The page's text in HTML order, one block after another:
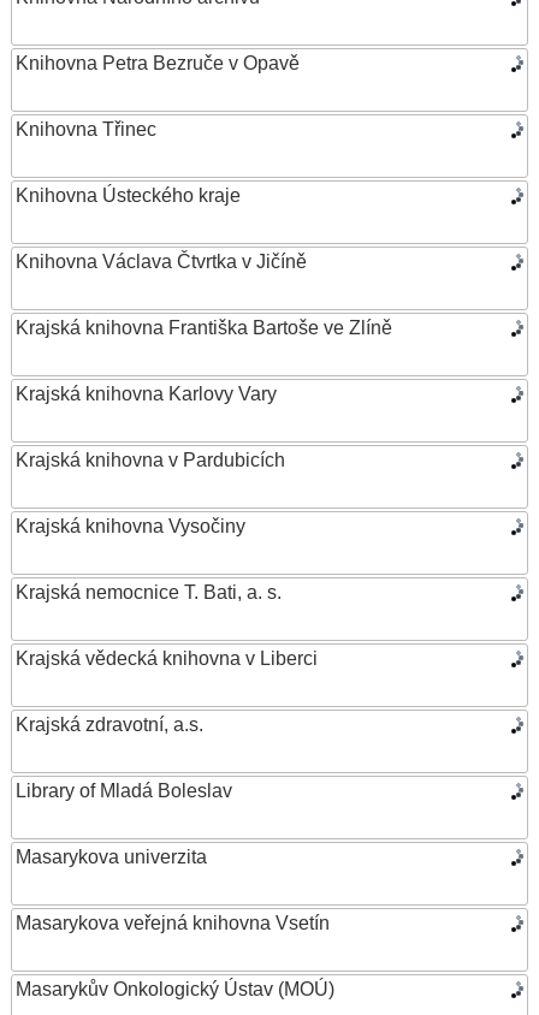
Knihovna Petra Bezruče v Opavě
Knihovna Třinec
Knihovna Ústeckého kraje
Knihovna Václava Čtvrtka v Jičíně
Krajská knihovna Františka Bartoše ve Zlíně
Krajská knihovna Karlovy Vary
Krajská knihovna v Pardubicích
Krajská knihovna Vysočiny
Krajská nemocnice T. Bati, a. s.
Krajská vědecká knihovna v Liberci
Krajská zdravotní, a.s.
Library of Mladá Boleslav
Masarykova univerzita
Masarykova veřejná knihovna Vsetín
Masarykův Onkologický Ústav (MOÚ)